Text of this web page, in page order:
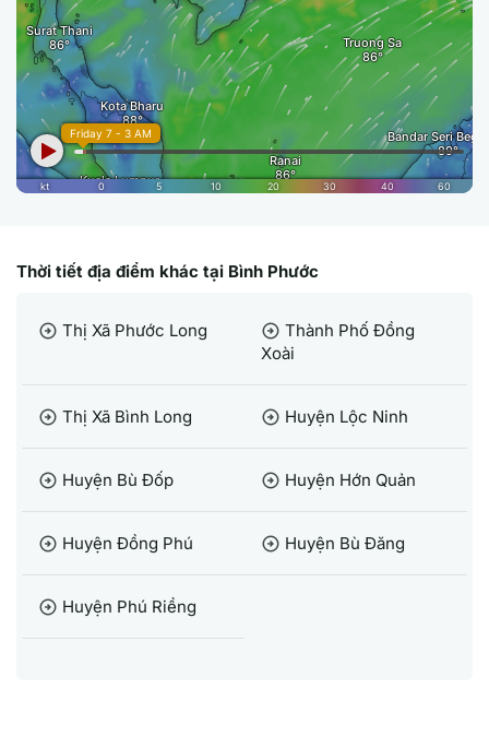
Thời tiết địa điểm khác tại Bình Phước
arrow_circle_right Thị Xã Phước Long arrow_circle_right Thành Phố Đồng
Xoài
arrow_circle_right Thị Xã Bình Long arrow_circle_right Huyện Lộc Ninh
arrow_circle_right Huyện Bù Đốp arrow_circle_right Huyện Hớn Quản
arrow_circle_right Huyện Đồng Phú arrow_circle_right Huyện Bù Đăng
arrow_circle_right Huyện Phú Riềng